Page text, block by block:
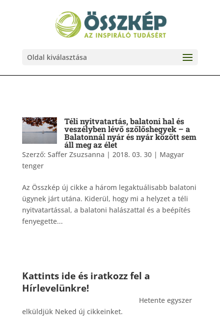
Oldal kiválasztása
Téli nyitvatartás, balatoni hal és
veszélyben lévő szőlőshegyek – a
Balatonnál nyár és nyár között sem
áll meg az élet
Szerző: Saffer Zsuzsanna | 2018. 03. 30| Magyar
tenger
Az Összkép új cikke a három legaktuálisabb balatoni
ügynek járt utána. Kiderül, hogy mi a helyzet a téli
nyitvatartással, a balatoni halászattal és a beépítés
fenyegette...
Kattints ide és iratkozz fel a
Hírlevelünkre!
Hetente egyszer
elküldjük Neked új cikkeinket.